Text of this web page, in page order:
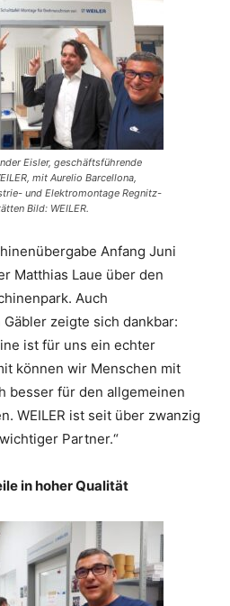
Eisler, geschäftsführende
mit Aurelio Barcellona,
und Elektromontage Regnitz-
Bild: WEILER.
Anfang Juni
Matthias Laue über den
Auch
zeigte sich dankbar:
ist für uns ein echter
können wir Menschen mit
besser für den allgemeinen
WEILER ist seit über zwanzig
Partner.“
in hoher Qualität